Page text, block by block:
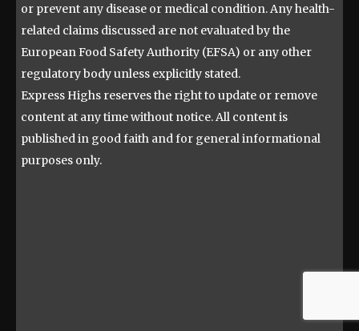
or prevent any disease or medical condition. Any health-
related claims discussed are not evaluated by the
European Food Safety Authority (EFSA) or any other
regulatory body unless explicitly stated.
Express Highs reserves the right to update or remove
content at any time without notice. All content is
published in good faith and for general informational
purposes only.